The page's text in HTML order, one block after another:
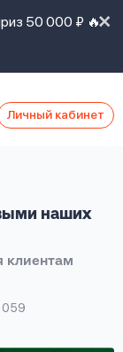
50 000 ₽ 🔥
Личный кабинет
наших
клиентам
059